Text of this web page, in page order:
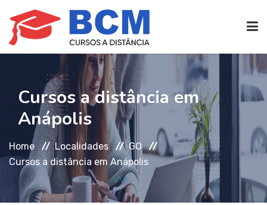
CURSOS TÉCNICOS(EAD)
EDIFICAÇÕES
SEG. TRABALHO
TRANS. IMOBILIÁRIAS(TTI)
Cursos a distância em
Anápolis
Home Localidades
GO
Cursos a distância em Anápolis